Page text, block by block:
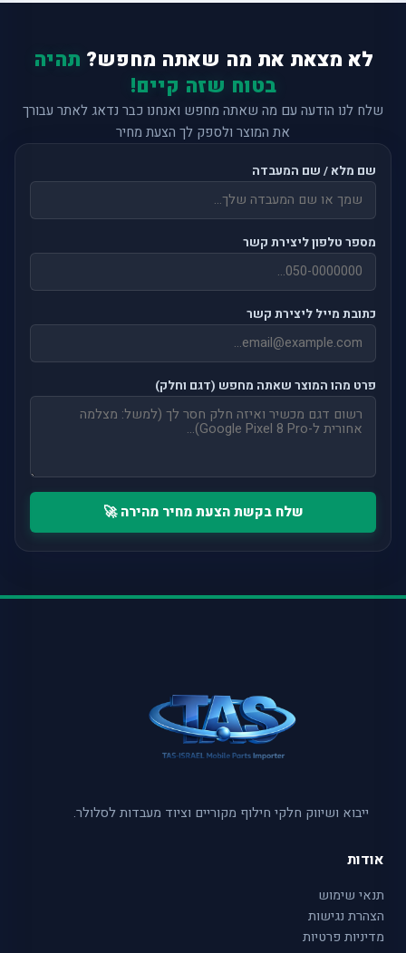
לא מצאת את מה שאתה מחפש? תהיה
בטוח שזה קיים!
שלח לנו הודעה עם מה שאתה מחפש ואנחנו כבר נדאג לאתר עבורך
את המוצר ולספק לך הצעת מחיר
שם מלא / שם המעבדה
מספר טלפון ליצירת קשר
כתובת מייל ליצירת קשר
פרט מהו המוצר שאתה מחפש (דגם וחלק)
שלח בקשת הצעת מחיר מהירה 🚀
ייבוא ושיווק חלקי חילוף מקוריים וציוד מעבדות לסלולר.
אודות
תנאי שימוש
הצהרת נגישות
מדיניות פרטיות